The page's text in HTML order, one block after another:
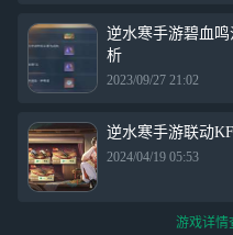
逆水寒手游碧血
析
2023/09/27 21:02
逆水寒手游联动
2024/04/19 05:53
游戏详情